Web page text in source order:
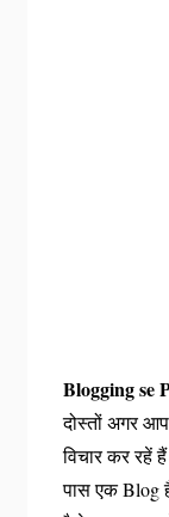
Blogging se
दोस्तों अगर
विचार कर रहें
पास एक Blog